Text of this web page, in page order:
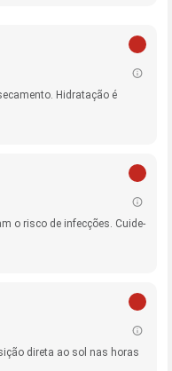
Hidratação é
o risco de infecções. Cuide-
direta ao sol nas horas